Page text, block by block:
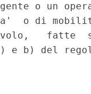
o un
o di
fatte